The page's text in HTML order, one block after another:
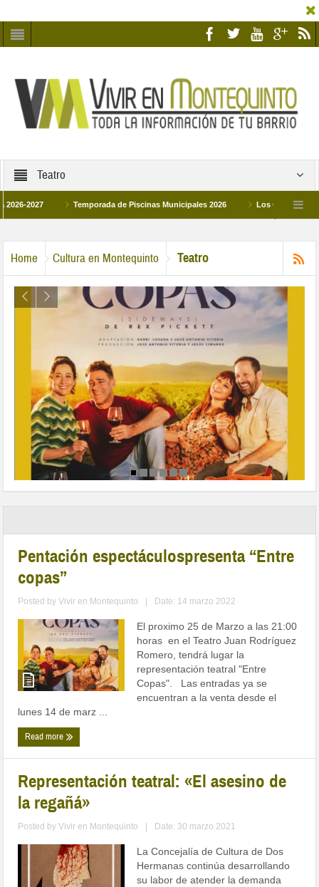
Teatro
Temporada de Piscinas Municipales 2026 Los Campus de
Home Cultura en Montequinto Teatro
Pentación espectáculospresenta “Entre
copas”
Posted byVivir en Montequinto Date: 14 marzo 2022
El proximo 25 de Marzo a las 21:00
horas en el Teatro Juan Rodríguez
Romero, tendrá lugar la
representación teatral "Entre
Copas". Las entradas ya se
encuentran a la venta desde el
lunes 14 de marz ...
Read more
Representación teatral: «El asesino de
la regañá»
Posted byVivir en Montequinto Date: 30 marzo 2021
La Concejalía de Cultura de Dos
Hermanas continúa desarrollando
su labor de atender la demanda